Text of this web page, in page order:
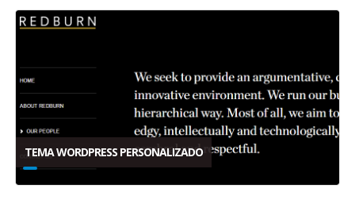
TEMA WORDPRESS PERSONALIZADO